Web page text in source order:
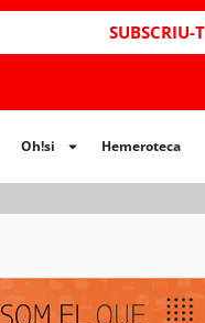
SUBSCRIU-
Oh!si Hemeroteca
Hemeroteca